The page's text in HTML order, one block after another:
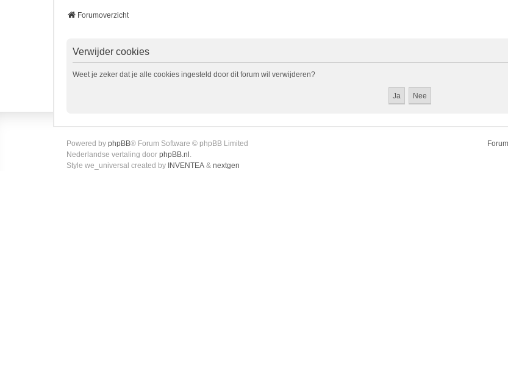
Forumoverzicht
Verwijder cookies
Weet je zeker dat je alle cookies ingesteld door dit forum wil verwijderen?
Powered by phpBB® Forum Software © phpBB Limited
Nederlandse vertaling door phpBB.nl .
Style we_universal created by INVENTEA & nextgen